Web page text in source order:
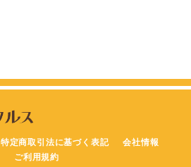
特定商取引法に基づく表記
会社情報
ご利用規約